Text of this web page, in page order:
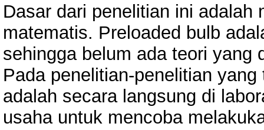
Dasar dari penelitian ini adalah
matematis. Preloaded bulb
sehingga belum ada teori yang
Pada penelitian-penelitian
adalah secara langsung di
usaha untuk mencoba